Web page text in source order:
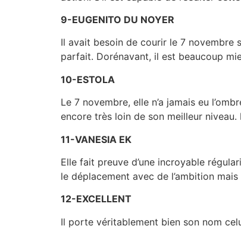
9-EUGENITO DU NOYER
Il avait besoin de courir le 7 novembre
parfait. Dorénavant, il est beaucoup
10-ESTOLA
Le 7 novembre, elle n’a jamais eu
encore très loin de son meilleur
11-VANESIA EK
Elle fait preuve d’une incroyable
le déplacement avec de l’ambition
12-EXCELLENT
Il porte véritablement bien son nom